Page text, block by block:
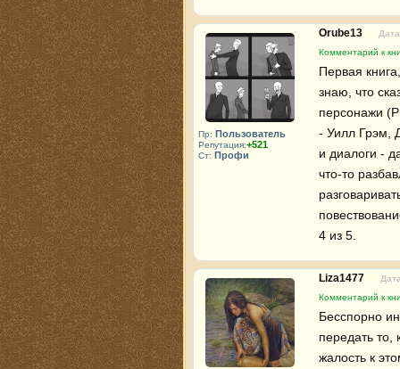
Пр: Пользователь
Репутация:+521
Ст: Профи
Orube13
Комментарий к
Первая
знаю, что
персонажи
- Уилл Грэм,
и диалоги -
что-то
4 из 5.
Liza1477
Комментарий к
Бесспорно
передать то,
жалость к